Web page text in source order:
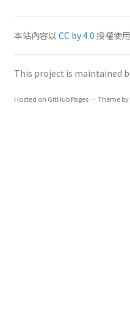
本站內容以 CC by 4.0 授權使用
This project is maintained
Hosted on GitHub Pages — Theme by